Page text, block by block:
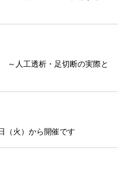
～人工透析・足切断の実際と
（火）から開催です